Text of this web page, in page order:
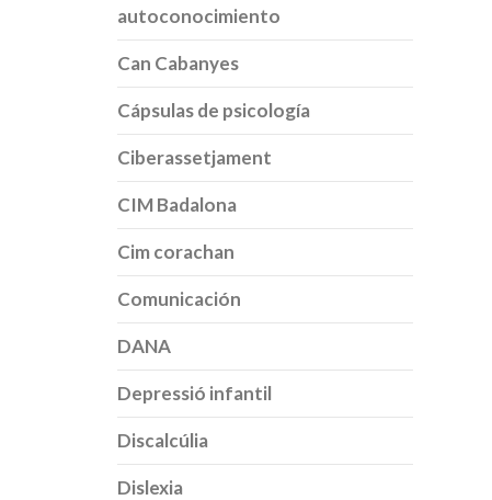
autoconocimiento
Can Cabanyes
Cápsulas de psicología
Ciberassetjament
CIM Badalona
Cim corachan
Comunicación
DANA
Depressió infantil
Discalcúlia
Dislexia